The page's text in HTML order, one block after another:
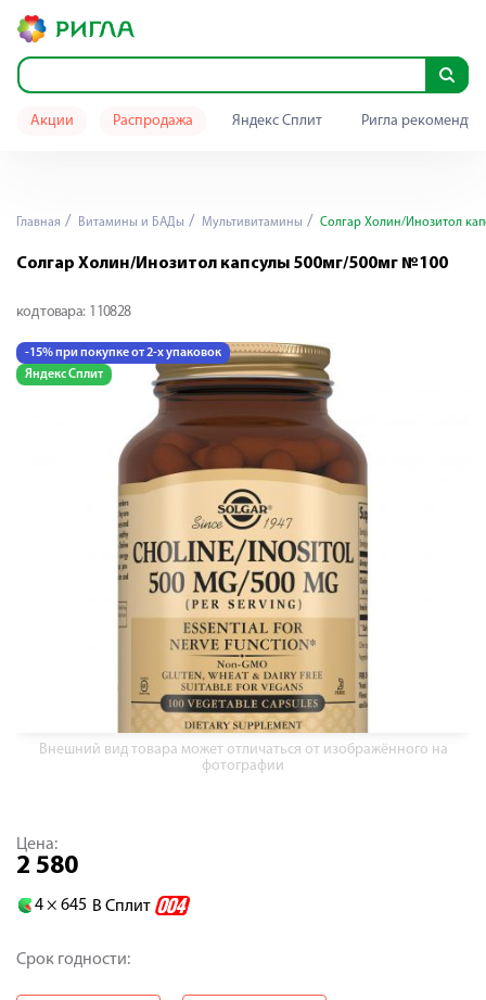
Акции Распродажа Яндекс Сплит Ригла
Главная Витамины и БАДы Мультивитамины Солгар Холин/Инозитол
Солгар Холин/Инозитол капсулы 500мг/500мг №100
код товара: 110828
-15% при покупке от 2-х упаковок
Яндекс Сплит
Внешний вид товара может отличаться от изображённого на
фотографии
Цена:
2 580
4 × 645 В Сплит
Срок годности: